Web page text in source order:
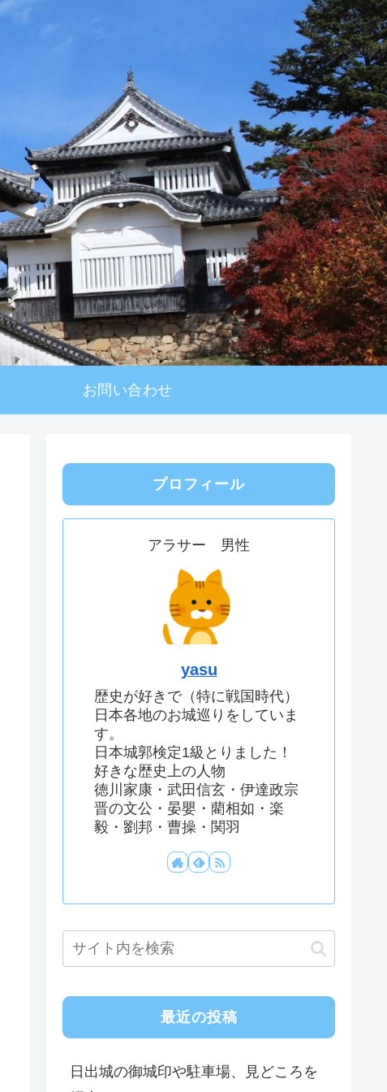
お問い合わせ
プロフィール
アラサー 男性
yasu
歴史が好きで（特に戦国時代）
日本各地のお城巡りをしていま
す。
日本城郭検定1級とりました！
好きな歴史上の人物
徳川家康・武田信玄・伊達政宗
晋の文公・晏嬰・藺相如・楽
毅・劉邦・曹操・関羽
最近の投稿
日出城の御城印や駐車場、見どころを